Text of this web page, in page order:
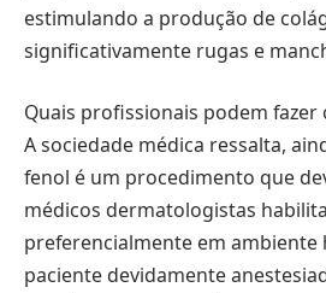
estimulando a produção de
significativamente rugas e
Quais profissionais podem fazer
A sociedade médica ressalta,
fenol é um procedimento que
médicos dermatologistas
preferencialmente em ambiente
paciente devidamente